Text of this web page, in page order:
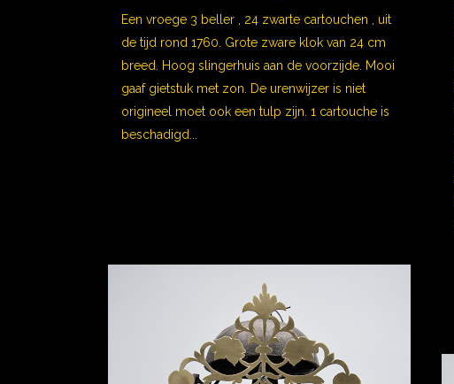
Een vroege 3 beller , 24 zwarte cartouchen , uit
de tijd rond 1760. Grote zware klok van 24 cm
breed. Hoog slingerhuis aan de voorzijde. Mooi
gaaf gietstuk met zon. De urenwijzer is niet
origineel moet ook een tulp zijn. 1 cartouche is
beschadigd...